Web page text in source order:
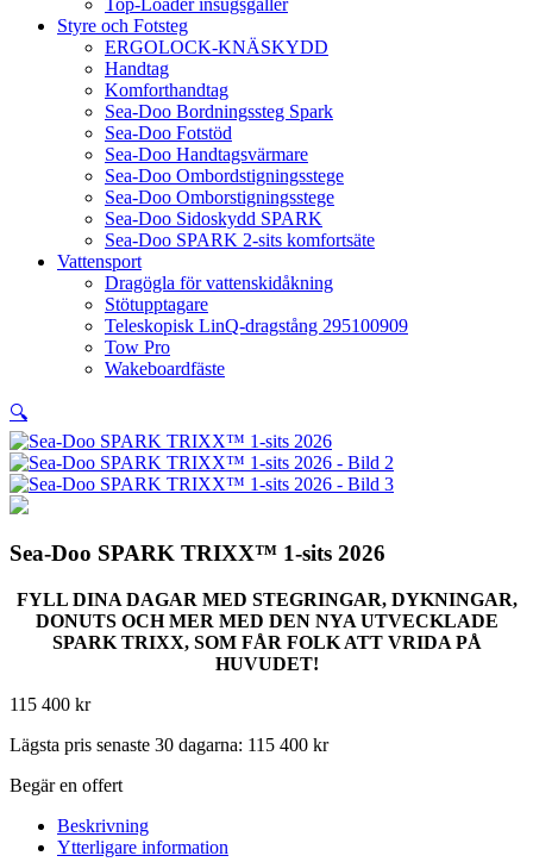
Styre och Fotsteg
ERGOLOCK-KNÄSKYDD
Handtag
Komforthandtag
Sea-Doo Bordningssteg Spark
Sea-Doo Fotstöd
Sea-Doo Handtagsvärmare
Sea-Doo Ombordstigningsstege
Sea-Doo Omborstigningsstege
Sea-Doo Sidoskydd SPARK
Sea-Doo SPARK 2-sits komfortsäte
Vattensport
Dragögla för vattenskidåkning
Stötupptagare
Teleskopisk LinQ-dragstång 295100909
Tow Pro
Wakeboardfäste
🔍
Sea-Doo SPARK TRIXX™ 1-sits 2026
FYLL DINA DAGAR MED STEGRINGAR, DYKNINGAR,
DONUTS OCH MER MED DEN NYA UTVECKLADE
SPARK TRIXX, SOM FÅR FOLK ATT VRIDA PÅ
HUVUDET!
115 400 kr
Lägsta pris senaste 30 dagarna: 115 400 kr
Begär en offert
Beskrivning
Ytterligare information